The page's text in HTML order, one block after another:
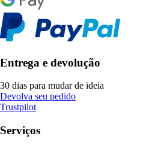
Entrega e devolução
30 dias para mudar de ideia
Devolva seu pedido
Trustpilot
Serviços